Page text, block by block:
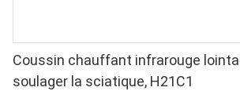
Coussin chauffant infrarouge
soulager la sciatique, H21C1